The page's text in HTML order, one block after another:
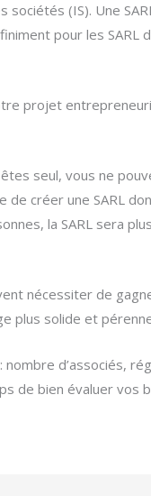
sociétés (IS). Une
pour les SARL
projet
seul, vous ne
créer une SARL
la SARL sera
nécessiter de
plus solide et
d’associés,
de bien évaluer vos